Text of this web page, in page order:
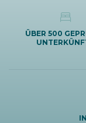
ÜBER 500